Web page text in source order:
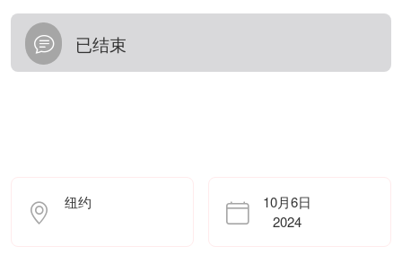
已结束
纽约
10月6日
2024